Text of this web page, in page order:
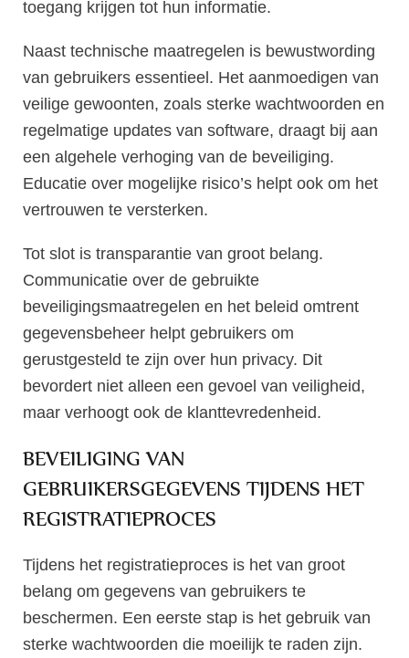
toegang krijgen tot hun informatie.
Naast technische maatregelen is bewustwording
van gebruikers essentieel. Het aanmoedigen van
veilige gewoonten, zoals sterke wachtwoorden en
regelmatige updates van software, draagt bij aan
een algehele verhoging van de beveiliging.
Educatie over mogelijke risico’s helpt ook om het
vertrouwen te versterken.
Tot slot is transparantie van groot belang.
Communicatie over de gebruikte
beveiligingsmaatregelen en het beleid omtrent
gegevensbeheer helpt gebruikers om
gerustgesteld te zijn over hun privacy. Dit
bevordert niet alleen een gevoel van veiligheid,
maar verhoogt ook de klanttevredenheid.
BEVEILIGING VAN
GEBRUIKERSGEGEVENS TIJDENS HET
REGISTRATIEPROCES
Tijdens het registratieproces is het van groot
belang om gegevens van gebruikers te
beschermen. Een eerste stap is het gebruik van
sterke wachtwoorden die moeilijk te raden zijn.